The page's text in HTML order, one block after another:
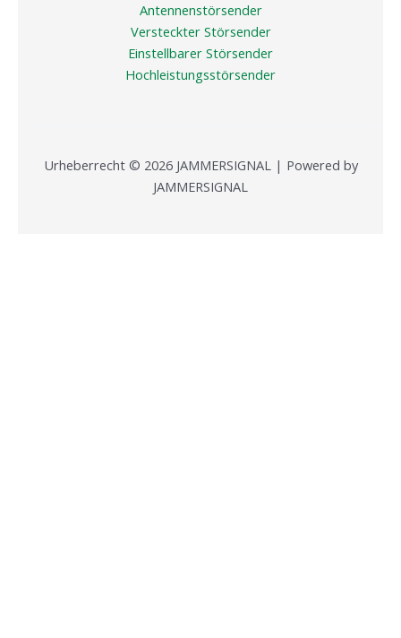
Antennenstörsender
Versteckter Störsender
Einstellbarer Störsender
Hochleistungsstörsender
Urheberrecht © 2026 JAMMERSIGNAL | Powered by
JAMMERSIGNAL